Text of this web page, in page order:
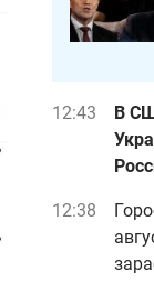
12:43
В
12:38